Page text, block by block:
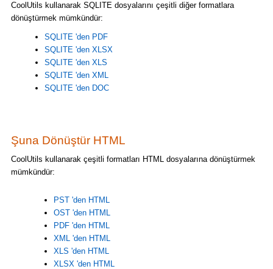
CoolUtils kullanarak SQLITE dosyalarını çeşitli diğer formatlara
dönüştürmek mümkündür:
SQLITE 'den PDF
SQLITE 'den XLSX
SQLITE 'den XLS
SQLITE 'den XML
SQLITE 'den DOC
Şuna Dönüştür HTML
CoolUtils kullanarak çeşitli formatları HTML dosyalarına dönüştürmek
mümkündür:
PST 'den HTML
OST 'den HTML
PDF 'den HTML
XML 'den HTML
XLS 'den HTML
XLSX 'den HTML